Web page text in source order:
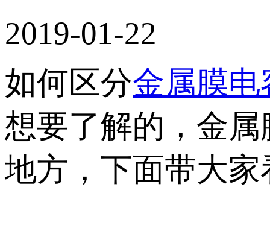
2019-01-22
如何区分金属膜电
想要了解的，金
地方，下面带大